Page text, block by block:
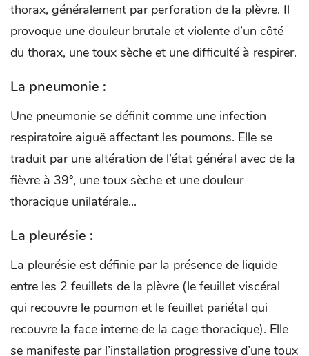
thorax, généralement par perforation de la plèvre. Il
provoque une douleur brutale et violente d’un côté
du thorax, une toux sèche et une difficulté à respirer.
La pneumonie :
Une pneumonie se définit comme une infection
respiratoire aiguë affectant les poumons. Elle se
traduit par une altération de l’état général avec de la
fièvre à 39°, une toux sèche et une douleur
thoracique unilatérale...
La pleurésie :
La pleurésie est définie par la présence de liquide
entre les 2 feuillets de la plèvre (le feuillet viscéral
qui recouvre le poumon et le feuillet pariétal qui
recouvre la face interne de la cage thoracique). Elle
se manifeste par l’installation progressive d’une toux